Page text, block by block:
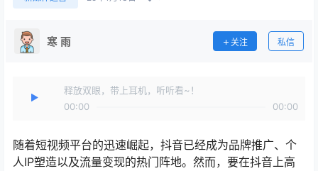
寒 雨 关注 私信
释放双眼，带上耳机，听听看~！
00:00
00:00
随着短视频平台的迅速崛起，抖音已经成为品牌推广、个
人IP塑造以及流量变现的热门阵地。然而，要在抖音上高